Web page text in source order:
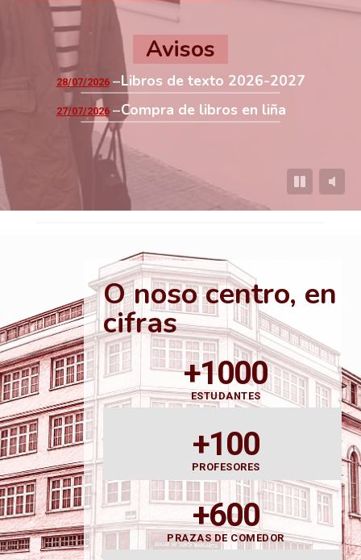
Avisos
28/07/2026 Libros de texto 2026-2027
27/07/2026 Compra de libros en liña
O noso centro, en
cifras
+1000
ESTUDANTES
+100
PROFESORES
+600
PRAZAS DE COMEDOR